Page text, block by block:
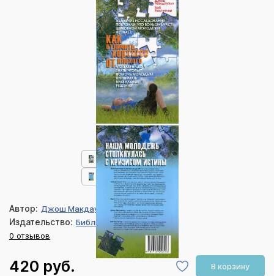
Автор: Джош Макдауэлл
Издательство: Библия для всех
0 отзывов
420 руб. В корзину